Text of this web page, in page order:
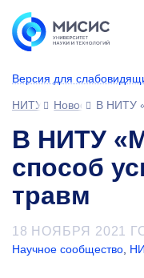
Версия для
НИТУ МИСИС
НовостиВ НИТУ
В НИТУ
способ
травм
18 НОЯБРЯ 2021
Научное сообщество